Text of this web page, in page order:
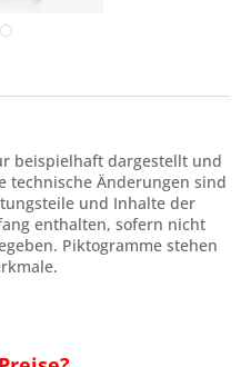
beispielhaft dargestellt und
technische Änderungen sind
und Inhalte der
enthalten, sofern nicht
Piktogramme stehen